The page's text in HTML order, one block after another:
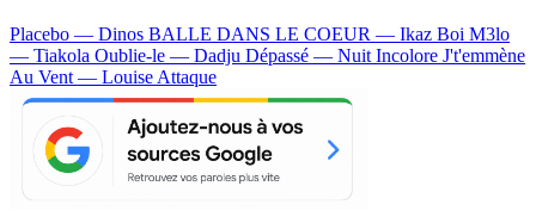
Placebo — Dinos BALLE DANS LE COEUR — Ikaz Boi M3lo
— Tiakola Oublie-le — Dadju Dépassé — Nuit Incolore J't'emmène
Au Vent — Louise Attaque